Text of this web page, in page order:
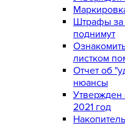
Штрафы за
поднимут
листком
Отчет об
нюансы
Утвержден
2021 год